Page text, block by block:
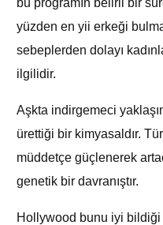
yüzden en yii erkeği
sebeplerden dolayı
ilgilidir.
Aşkta indirgemeci
ürettiği bir kimyasaldır.
müddetçe güçlenerek
genetik bir davranıştır.
Hollywood bunu iyi